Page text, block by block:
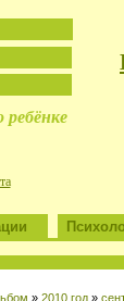
ребёнке
» 2010 год »